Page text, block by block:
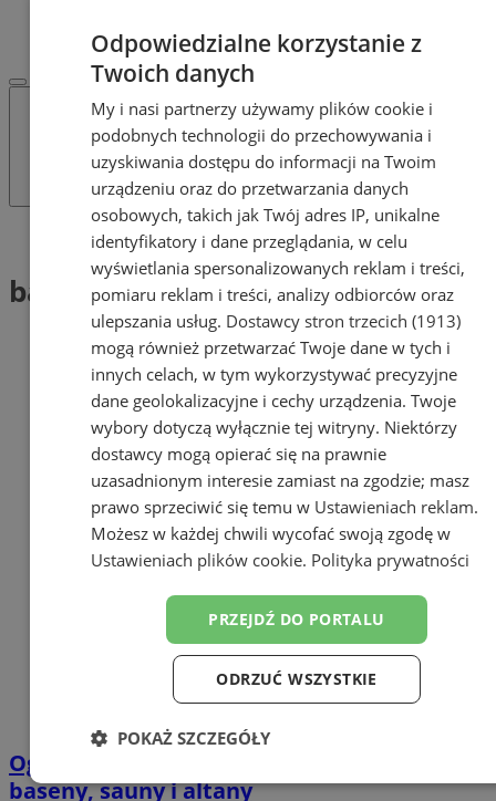
WSPÓŁPRACA
Tag: baseny i sauny
baseny i sauny (1)
Ogród jako strefa relaksu – drewniane
baseny, sauny i altany
Odpowiedzialne korzystanie z
Twoich danych
My i nasi partnerzy używamy plików cookie i
podobnych technologii do przechowywania i
uzyskiwania dostępu do informacji na Twoim
urządzeniu oraz do przetwarzania danych
osobowych, takich jak Twój adres IP, unikalne
identyfikatory i dane przeglądania, w celu
wyświetlania spersonalizowanych reklam i treści,
pomiaru reklam i treści, analizy odbiorców oraz
ulepszania usług. Dostawcy stron trzecich (1913)
mogą również przetwarzać Twoje dane w tych i
innych celach, w tym wykorzystywać precyzyjne
dane geolokalizacyjne i cechy urządzenia. Twoje
wybory dotyczą wyłącznie tej witryny. Niektórzy
dostawcy mogą opierać się na prawnie
uzasadnionym interesie zamiast na zgodzie; masz
prawo sprzeciwić się temu w Ustawieniach reklam.
Możesz w każdej chwili wycofać swoją zgodę w
Ustawieniach plików cookie. Polityka prywatności
PRZEJDŹ DO PORTALU
ODRZUĆ WSZYSTKIE
POKAŻ SZCZEGÓŁY
Niezbędne Wydajność Targetowanie